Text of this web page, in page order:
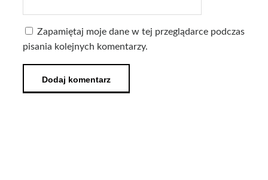
Zapamiętaj moje dane w tej przeglądarce podczas
pisania kolejnych komentarzy.